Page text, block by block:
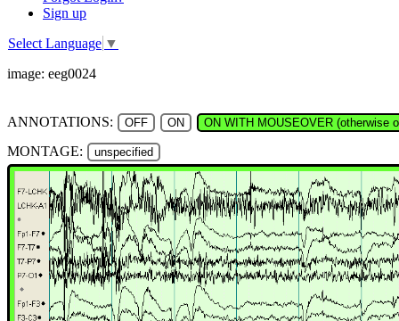
Sign up
Select Language ▼
image: eeg0024
ANNOTATIONS: OFF ON ON WITH MOUSEOVER (otherwise
MONTAGE: unspecified